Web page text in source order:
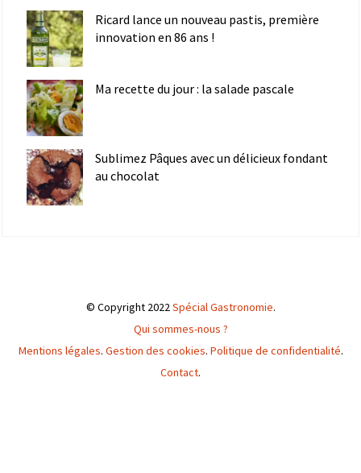
Ricard lance un nouveau pastis, première
innovation en 86 ans !
Ma recette du jour : la salade pascale
Sublimez Pâques avec un délicieux fondant
au chocolat
© Copyright 2022Spécial Gastronomie.
Qui sommes-nous ?
Mentions légales. Gestion des cookies. Politique de confidentialité.
Contact.